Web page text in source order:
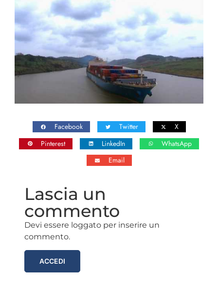
Facebook Twitter
X
Pinterest
LinkedIn
WhatsApp
Email
Lascia un
commento
Devi essere loggato per inserire un
commento.
ACCEDI